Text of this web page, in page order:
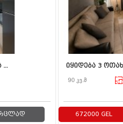
... იყიდება 3
90 კვ.მ
672000 GEL